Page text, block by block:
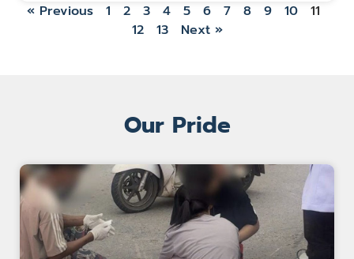
« Previous 1 2 3 4 5 6 7 8 9 10
11
12
13 Next »
Our Pride